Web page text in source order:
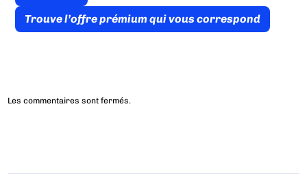
Trouve l’offre prémium qui vous correspond
Les commentaires sont fermés.